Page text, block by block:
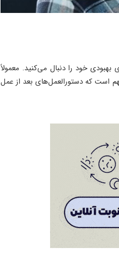
خود را دنبال می‌کنید. معمولاً
است که دستورالعمل‌های بعد از عمل